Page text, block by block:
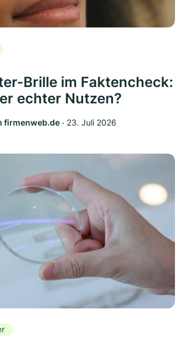
Brille im Faktencheck:
echter Nutzen?
firmenweb.de ‧ 23. Juli 2026